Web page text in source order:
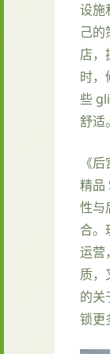
设施
己的
店，
时，
些
舒适。
《
精品
性与
合。
运营
质，
的关
锁更